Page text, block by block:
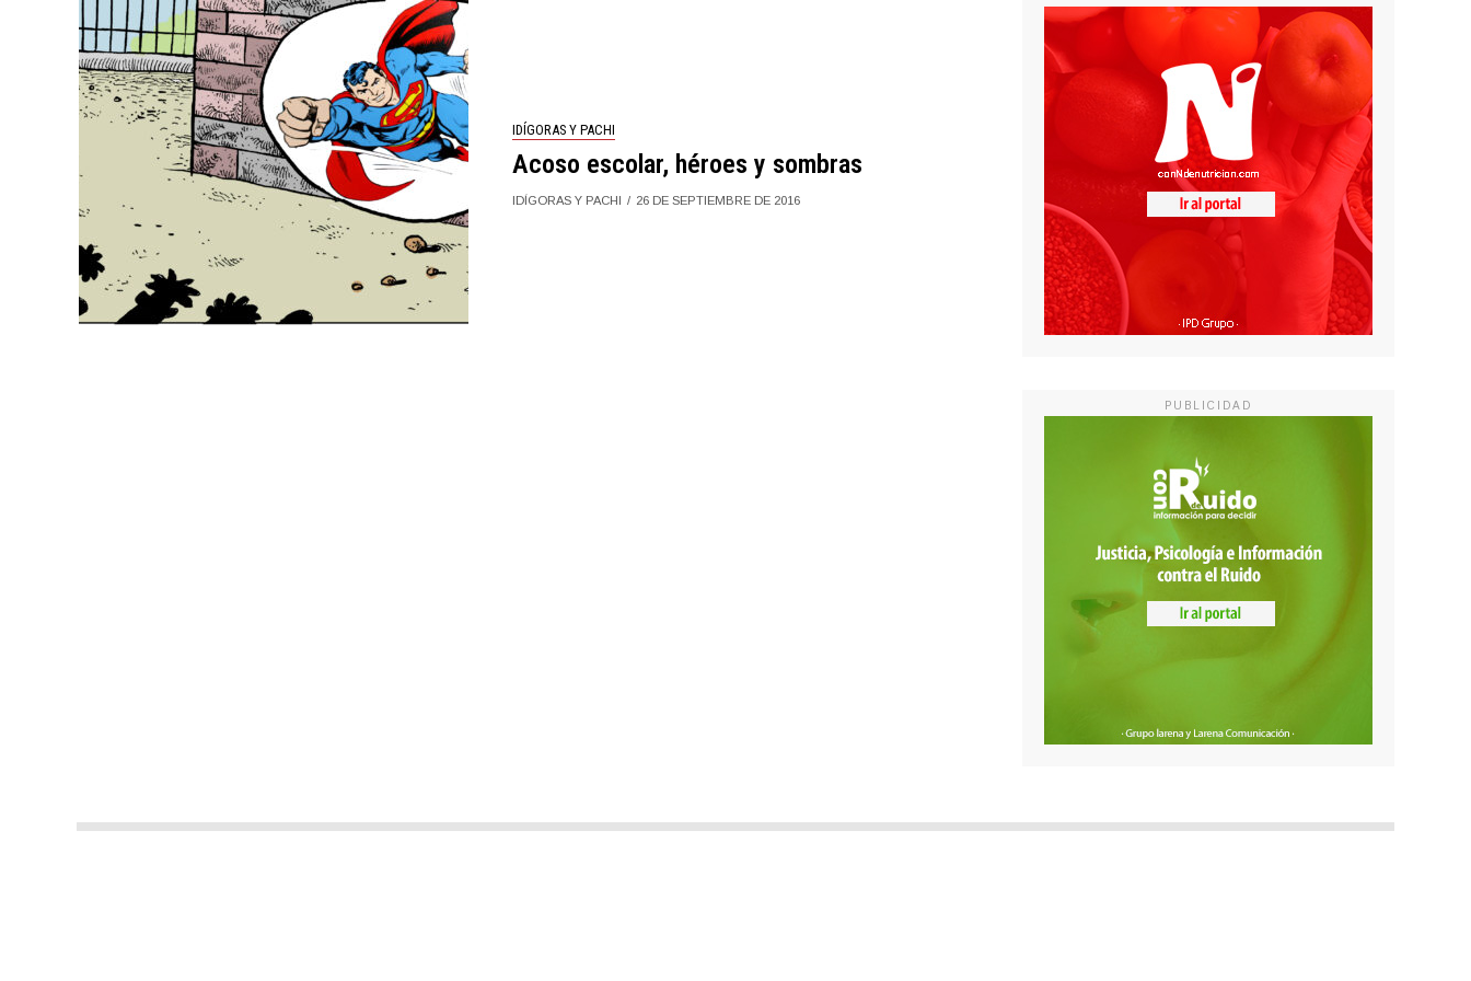
IDÍGORAS Y PACHI
Acoso escolar, héroes y sombras
IDÍGORAS Y PACHI 26 DE SEPTIEMBRE DE 2016
PUBLICIDAD